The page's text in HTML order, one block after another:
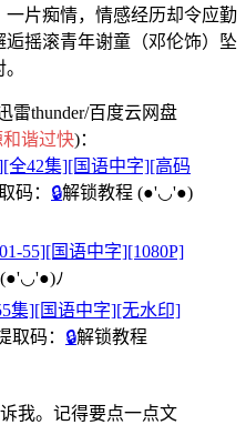
一片痴情，情感经历却令应勤
摇滚青年谢童（邓伦饰）坠
雷thunder/百度云网盘
谐过快)：
全42集][国语中字][高码
码： 🔒解锁教程 (●'◡'●)
55][国语中字][1080P]
(●'◡'●)ﾉ
集][国语中字][无水印]
取码： 🔒解锁教程
我。记得要点一点文